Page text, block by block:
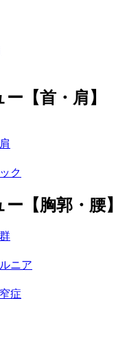
【首・肩】
ク
【胸郭・腰】
ニア
症